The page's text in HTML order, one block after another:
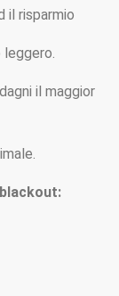
il risparmio
il maggior